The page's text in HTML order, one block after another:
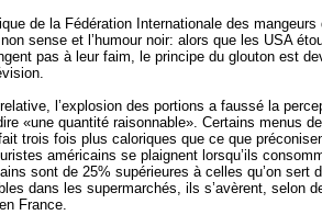
de la Fédération Internationale des
sense et l’humour noir: alors que les USA
pas à leur faim, le principe du glouton est
l’explosion des portions a faussé la
«une quantité raisonnable». Certains menus
trois fois plus caloriques que ce que
améri­cains se plaignent lorsqu’ils
sont de 25% supérieures à celles qu’on
dans les supermarchés, ils s’avèrent, selon
France.